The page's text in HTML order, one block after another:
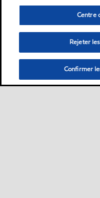
Centre
Rejeter
Confirmer